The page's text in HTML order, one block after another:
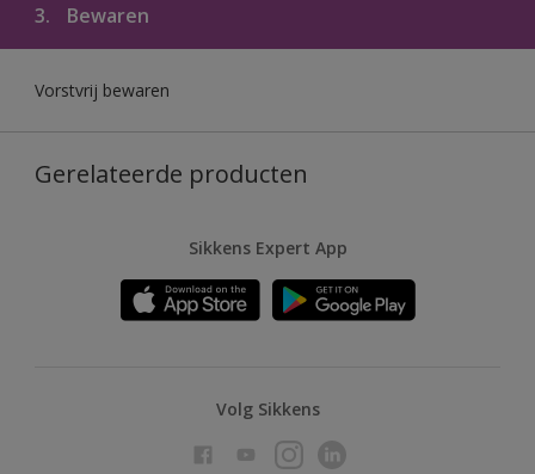
3. Bewaren
Vorstvrij bewaren
Gerelateerde producten
Sikkens Expert App
Volg Sikkens